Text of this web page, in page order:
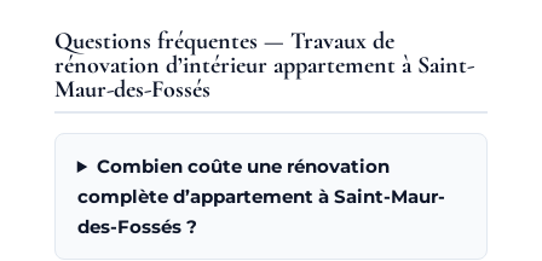
Questions fréquentes — Travaux de
rénovation d’intérieur appartement à Saint-
Maur-des-Fossés
Combien coûte une rénovation
complète d’appartement à Saint-Maur-
des-Fossés ?